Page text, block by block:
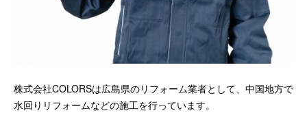
株式会社COLORSは広島県のリフォーム業者として、中国地方で
水回りリフォームなどの施工を行っています。